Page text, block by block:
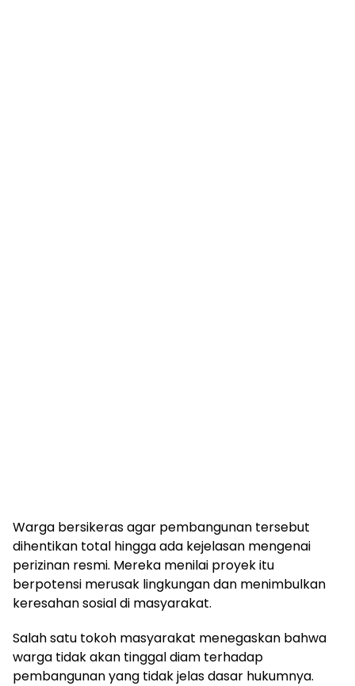
Warga bersikeras agar pembangunan tersebut
dihentikan total hingga ada kejelasan mengenai
perizinan resmi. Mereka menilai proyek itu
berpotensi merusak lingkungan dan menimbulkan
keresahan sosial di masyarakat.
Salah satu tokoh masyarakat menegaskan bahwa
warga tidak akan tinggal diam terhadap
pembangunan yang tidak jelas dasar hukumnya.